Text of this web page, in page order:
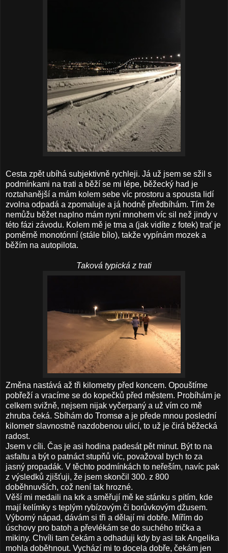
Cesta zpět ubíhá subjektivně rychleji. Já už jsem se sžil s
podmínkami na trati a běží se mi lépe, běžecký had je
roztahanější a mám kolem sebe víc prostoru a spousta lidí
zvolna odpadá a zpomaluje a já hodně předbíhám. Tím že
nemůžu běžet naplno mám nyní mnohem víc sil než jindy v
této fázi závodu. Kolem mě je tma a (jak vidíte z fotek) trať je
poměrně monotónní (stále bílo), takže vypínám mozek a
běžím na autopilota.
Taková typická z trati
Změna nastává až tři kilometry před koncem. Opouštíme
pobřeží a vracíme se do kopečků před městem. Probíhám je
celkem svižně, nejsem nijak vyčerpaný a už vím co mě
zhruba čeká. Sbíhám do Tromsø a je přede mnou poslední
kilometr slavnostně nazdobenou ulicí, to už je čirá běžecká
radost.
Jsem v cíli. Čas je asi hodina padesát pět minut. Být to na
asfaltu a být o patnáct stupňů víc, považoval bych to za
jasný propadák. V těchto podmínkách to neřeším, navíc pak
z výsledků zjišťuji, že jsem skončil 300. z 800
doběhnuvších, což není tak hrozné.
Věší mi medaili na krk a směřují mě ke stánku s pitím, kde
mají kelímky s teplým rybízovým či borůvkovým džusem.
Výborný nápad, dávám si tři a dělají mi dobře. Mířím do
úschovy pro batoh a převlékám se do suchého trička a
mikiny. Chvíli tam čekám a odhaduji kdy by asi tak Angelika
mohla doběhnout. Vychází mi to docela dobře, čekám jen